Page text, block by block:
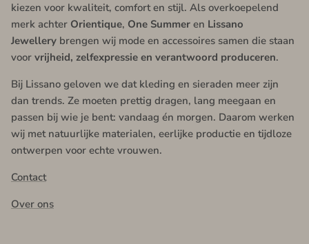
kiezen voor kwaliteit, comfort en stijl. Als overkoepelend
merk achter Orientique, One Summer en Lissano
Jewellery brengen wij mode en accessoires samen die staan
voor vrijheid, zelfexpressie en verantwoord produceren.
Bij Lissano geloven we dat kleding en sieraden meer zijn
dan trends. Ze moeten prettig dragen, lang meegaan en
passen bij wie je bent: vandaag én morgen. Daarom werken
wij met natuurlijke materialen, eerlijke productie en tijdloze
ontwerpen voor echte vrouwen.
Contact
Over ons